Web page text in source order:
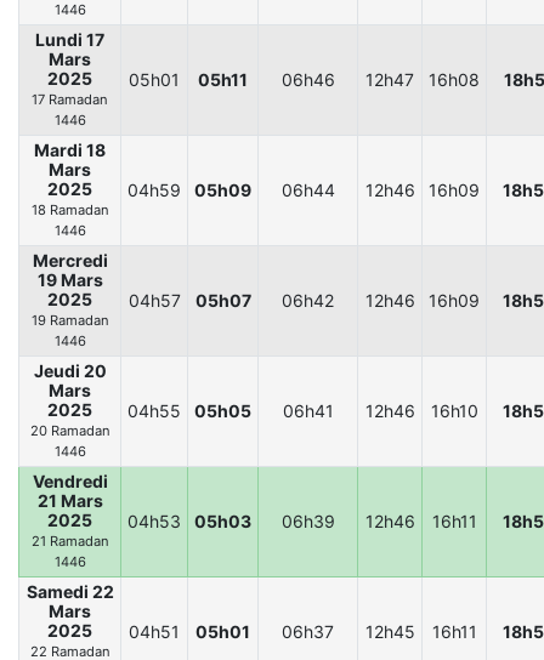
1446
Lundi 17
Mars
2025
17 Ramadan
1446
05h01 05h11 06h46 12h47 16h08
Mardi 18
Mars
2025
18 Ramadan
1446
04h59 05h09 06h44 12h46 16h09
Mercredi
19 Mars
2025
19 Ramadan
1446
04h57 05h07 06h42 12h46 16h09
Jeudi 20
Mars
2025
20 Ramadan
1446
04h55 05h05 06h41 12h46 16h10
Vendredi
21 Mars
2025
21 Ramadan
1446
04h53 05h03 06h39 12h46 16h11
Samedi 22
Mars
2025
22 Ramadan
04h51 05h01 06h37 12h45 16h11